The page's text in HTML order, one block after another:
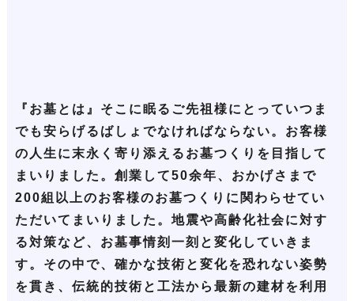
『お墓とは』そこに眠るご先祖様にとっていつま
でも安らげるばしょでなければならない。お客様
の人生に末永く寄り添えるお墓つくりを目指して
まいりました。創業して50余年、おかげさまで
200組以上のお客様のお墓つくりに関わらせてい
ただいてまいりました。地震や高齢化社会に対す
る対策など、お墓事情刻一刻と変化していきま
す。その中で、確かな技術と変化を恐れない姿勢
を貫き、伝統的技術と工法から最新の建材を利用